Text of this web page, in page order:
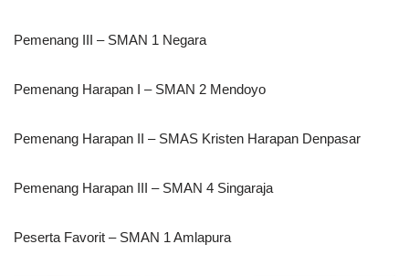
Pemenang III – SMAN 1 Negara
Pemenang Harapan I – SMAN 2 Mendoyo
Pemenang Harapan II – SMAS Kristen Harapan Denpasar
Pemenang Harapan III – SMAN 4 Singaraja
Peserta Favorit – SMAN 1 Amlapura